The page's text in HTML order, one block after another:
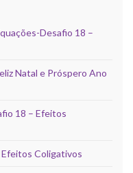
Desafio 18 –
Natal e Próspero Ano
18 – Efeitos
Coligativos